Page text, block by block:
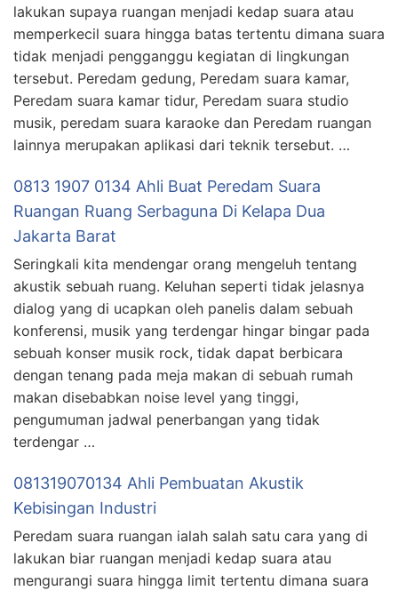
lakukan supaya ruangan menjadi kedap suara atau
memperkecil suara hingga batas tertentu dimana suara
tidak menjadi pengganggu kegiatan di lingkungan
tersebut. Peredam gedung, Peredam suara kamar,
Peredam suara kamar tidur, Peredam suara studio
musik, peredam suara karaoke dan Peredam ruangan
lainnya merupakan aplikasi dari teknik tersebut. …
0813 1907 0134 Ahli Buat Peredam Suara
Ruangan Ruang Serbaguna Di Kelapa Dua
Jakarta Barat
Seringkali kita mendengar orang mengeluh tentang
akustik sebuah ruang. Keluhan seperti tidak jelasnya
dialog yang di ucapkan oleh panelis dalam sebuah
konferensi, musik yang terdengar hingar bingar pada
sebuah konser musik rock, tidak dapat berbicara
dengan tenang pada meja makan di sebuah rumah
makan disebabkan noise level yang tinggi,
pengumuman jadwal penerbangan yang tidak
terdengar …
081319070134 Ahli Pembuatan Akustik
Kebisingan Industri
Peredam suara ruangan ialah salah satu cara yang di
lakukan biar ruangan menjadi kedap suara atau
mengurangi suara hingga limit tertentu dimana suara